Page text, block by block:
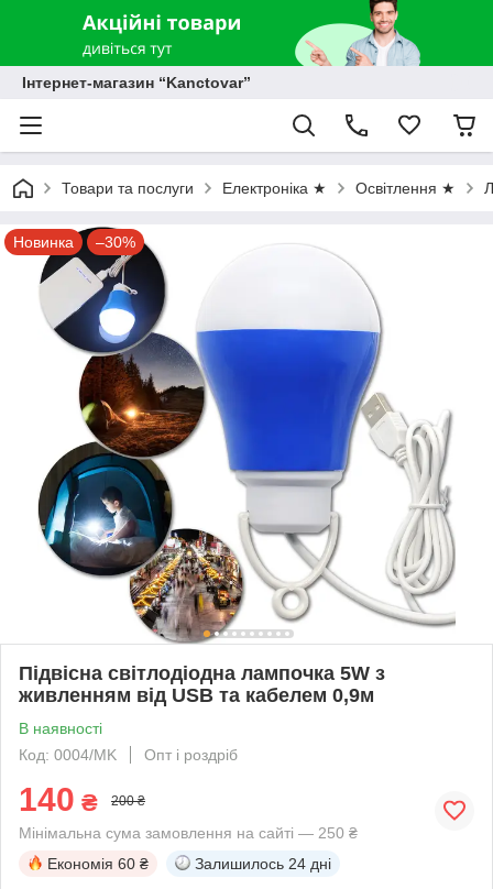
Інтернет-магазин “Kanctovar”
Товари та послуги Електроніка ★ Освітлення ★
Новинка –30%
Підвісна світлодіодна лампочка 5W з
живленням від USB та кабелем 0,9м
В наявності
Код: 0004/MK
Опт і роздріб
140 ₴ 200 ₴
Мінімальна сума замовлення на сайті — 250 ₴
Економія 60 ₴ Залишилось 24 дні